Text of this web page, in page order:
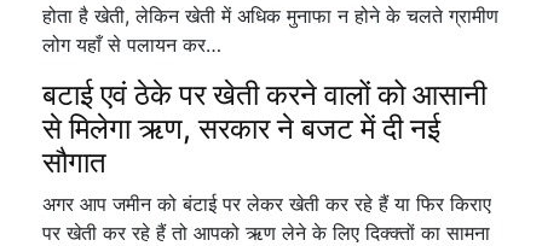
होता है खेती, लेकिन खेती में अधिक मुनाफा न होने के चलते ग्रामीण
लोग यहाँ से पलायन कर…
बटाई एवं ठेके पर खेती करने वालों को आसानी
से मिलेगा ऋण, सरकार ने बजट में दी नई
सौगात
अगर आप जमीन को बंटाई पर लेकर खेती कर रहे हैं या फिर किराए
पर खेती कर रहे हैं तो आपको ऋण लेने के लिए दिक्क्तों का सामना